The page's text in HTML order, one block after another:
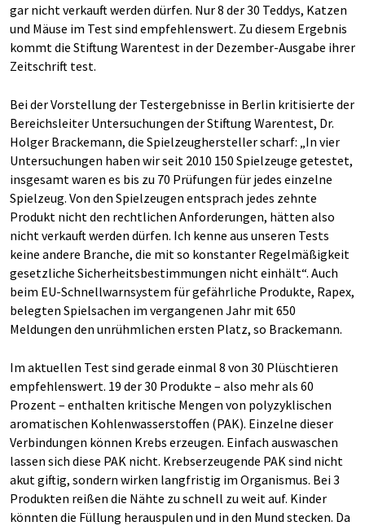
gar nicht verkauft werden dürfen. Nur 8 der 30 Teddys, Katzen
und Mäuse im Test sind empfehlenswert. Zu diesem Ergebnis
kommt die Stiftung Warentest in der Dezember-Ausgabe ihrer
Zeitschrift test.
Bei der Vorstellung der Testergebnisse in Berlin kritisierte der
Bereichsleiter Untersuchungen der Stiftung Warentest, Dr.
Holger Brackemann, die Spielzeughersteller scharf: „In vier
Untersuchungen haben wir seit 2010 150 Spielzeuge getestet,
insgesamt waren es bis zu 70 Prüfungen für jedes einzelne
Spielzeug. Von den Spielzeugen entsprach jedes zehnte
Produkt nicht den rechtlichen Anforderungen, hätten also
nicht verkauft werden dürfen. Ich kenne aus unseren Tests
keine andere Branche, die mit so konstanter Regelmäßigkeit
gesetzliche Sicherheitsbestimmungen nicht einhält“. Auch
beim EU-Schnellwarnsystem für gefährliche Produkte, Rapex,
belegten Spielsachen im vergangenen Jahr mit 650
Meldungen den unrühmlichen ersten Platz, so Brackemann.
Im aktuellen Test sind gerade einmal 8 von 30 Plüschtieren
empfehlenswert. 19 der 30 Produkte – also mehr als 60
Prozent – enthalten kritische Mengen von polyzyklischen
aromatischen Kohlenwasserstoffen (PAK). Einzelne dieser
Verbindungen können Krebs erzeugen. Einfach auswaschen
lassen sich diese PAK nicht. Krebserzeugende PAK sind nicht
akut giftig, sondern wirken langfristig im Organismus. Bei 3
Produkten reißen die Nähte zu schnell zu weit auf. Kinder
könnten die Füllung herauspulen und in den Mund stecken. Da